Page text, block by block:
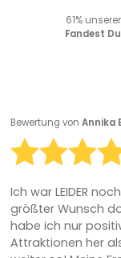
61%
Fandest
Bewertung von Annika
Ich war LEIDER
größter Wunsch
habe ich nur
Attraktionen her